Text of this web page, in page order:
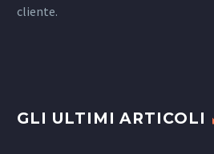
cliente.
GLI ULTIMI ARTICOLI